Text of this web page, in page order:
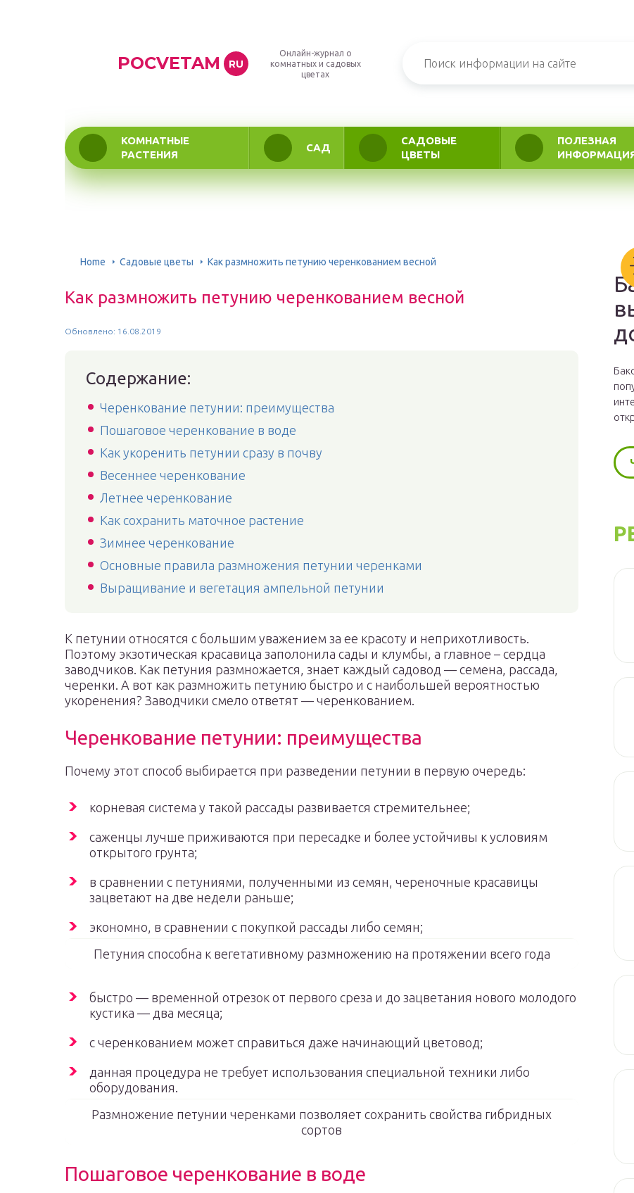
POCVETAM RU
Онлайн-журнал о
комнатных и садовых
цветах
КОМНАТНЫЕ
РАСТЕНИЯ
САД
САДОВЫЕ
ЦВЕТЫ
ПОЛЕЗНАЯ
Home Садовые цветы Как размножить петунию черенкованием весной
Как размножить петунию черенкованием весной
Обновлено: 16.08.2019
Содержание:
Черенкование петунии: преимущества
Пошаговое черенкование в воде
Как укоренить петунии сразу в почву
Весеннее черенкование
Летнее черенкование
Как сохранить маточное растение
Зимнее черенкование
Основные правила размножения петунии черенками
Выращивание и вегетация ампельной петунии
К петунии относятся с большим уважением за ее красоту и неприхотливость.
Поэтому экзотическая красавица заполонила сады и клумбы, а главное – сердца
заводчиков. Как петуния размножается, знает каждый садовод — семена, рассада,
черенки. А вот как размножить петунию быстро и с наибольшей вероятностью
укоренения? Заводчики смело ответят — черенкованием.
Черенкование петунии: преимущества
Почему этот способ выбирается при разведении петунии в первую очередь:
корневая система у такой рассады развивается стремительнее;
саженцы лучше приживаются при пересадке и более устойчивы к условиям
открытого грунта;
в сравнении с петуниями, полученными из семян, череночные красавицы
зацветают на две недели раньше;
экономно, в сравнении с покупкой рассады либо семян;
Петуния способна к вегетативному размножению на протяжении всего года
быстро — временной отрезок от первого среза и до зацветания нового молодого
кустика — два месяца;
с черенкованием может справиться даже начинающий цветовод;
данная процедура не требует использования специальной техники либо
оборудования.
Размножение петунии черенками позволяет сохранить свойства гибридных
сортов
Пошаговое черенкование в воде